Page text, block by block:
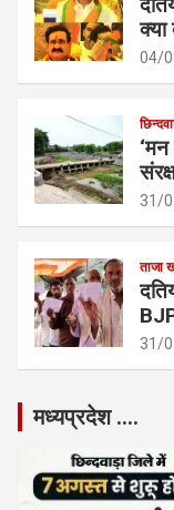
04/
31/
ताजा
31/
मध्यप्रदेश ….